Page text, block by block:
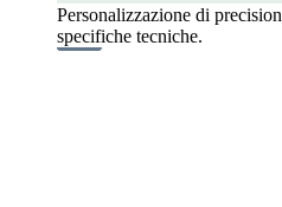
Personalizzazione di
specifiche tecniche.